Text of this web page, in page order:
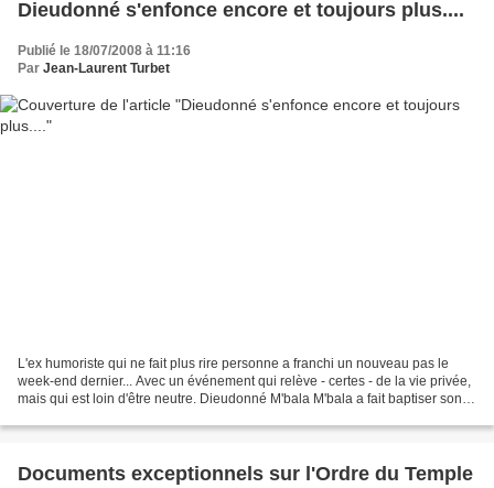
Dieudonné s'enfonce encore et toujours plus....
Publié le 18/07/2008 à 11:16
Par Jean-Laurent Turbet
L'ex humoriste qui ne fait plus rire personne a franchi un nouveau pas le
week-end dernier... Avec un événement qui relève - certes - de la vie privée,
mais qui est loin d'être neutre. Dieudonné M'bala M'bala a fait baptiser son
Documents exceptionnels sur l'Ordre du Temple